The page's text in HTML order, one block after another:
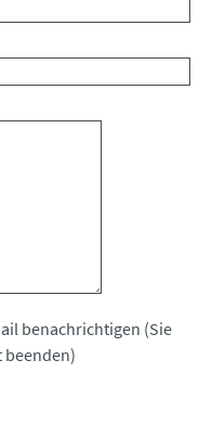
benachrichtigen (Sie
beenden)